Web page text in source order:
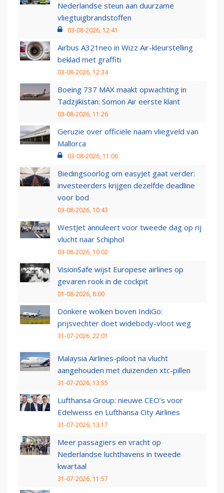
Nederlandse steun aan duurzame
vliegtuigbrandstoffen
03-08-2026, 12:41
Airbus A321neo in Wizz Air-kleurstelling
beklad met graffiti
03-08-2026, 12:34
Boeing 737 MAX maakt opwachting in
Tadzjikistan: Somon Air eerste klant
03-08-2026, 11:26
Geruzie over officiële naam vliegveld van
Mallorca
03-08-2026, 11:06
Biedingsoorlog om easyJet gaat verder:
investeerders krijgen dezelfde deadline
voor bod
03-08-2026, 10:43
WestJet annuleert voor tweede dag op rij
vlucht naar Schiphol
03-08-2026, 10:02
VisionSafe wijst Europese airlines op
gevaren rook in de cockpit
01-08-2026, 8:00
Donkere wolken boven IndiGo:
prijsvechter doet widebody-vloot weg
31-07-2026, 22:01
Malaysia Airlines-piloot na vlucht
aangehouden met duizenden xtc-pillen
31-07-2026, 13:55
Lufthansa Group: nieuwe CEO’s voor
Edelweiss en Lufthansa City Airlines
31-07-2026, 13:17
Meer passagiers en vracht op
Nederlandse luchthavens in tweede
kwartaal
31-07-2026, 11:57